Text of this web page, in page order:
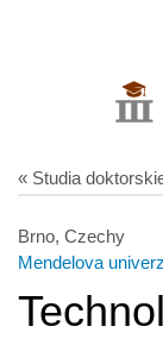
« Studia
Brno, Czechy
Mendelova